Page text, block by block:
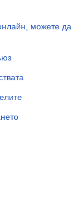
можете да